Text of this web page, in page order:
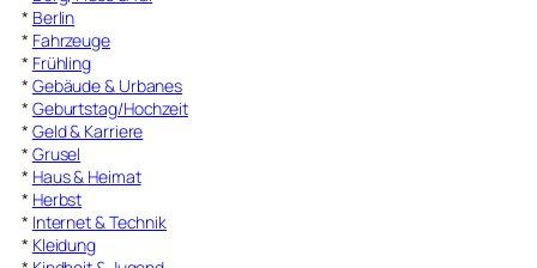
* Berlin
* Fahrzeuge
* Frühling
* Gebäude & Urbanes
* Geburtstag/Hochzeit
* Geld & Karriere
* Grusel
* Haus & Heimat
* Herbst
* Internet & Technik
* Kleidung